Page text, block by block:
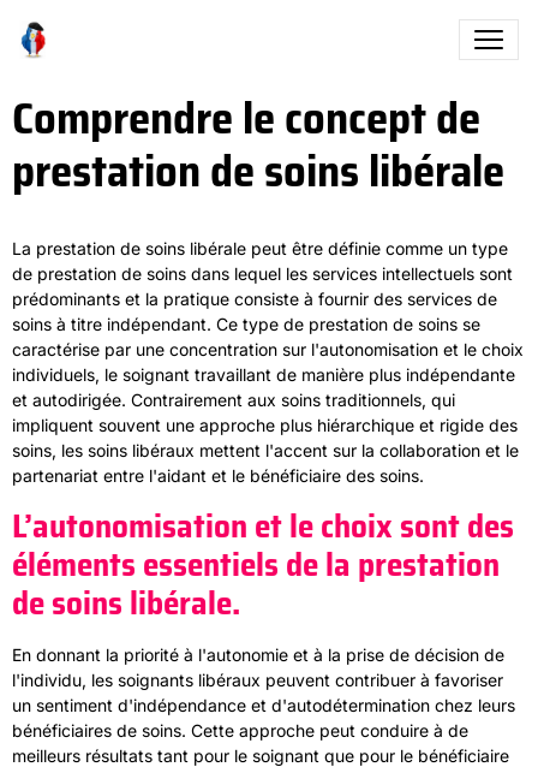
Comprendre le concept de
prestation de soins libérale
La prestation de soins libérale peut être définie comme un type
de prestation de soins dans lequel les services intellectuels sont
prédominants et la pratique consiste à fournir des services de
soins à titre indépendant. Ce type de prestation de soins se
caractérise par une concentration sur l'autonomisation et le choix
individuels, le soignant travaillant de manière plus indépendante
et autodirigée. Contrairement aux soins traditionnels, qui
impliquent souvent une approche plus hiérarchique et rigide des
soins, les soins libéraux mettent l'accent sur la collaboration et le
partenariat entre l'aidant et le bénéficiaire des soins.
L’autonomisation et le choix sont des
éléments essentiels de la prestation
de soins libérale.
En donnant la priorité à l'autonomie et à la prise de décision de
l'individu, les soignants libéraux peuvent contribuer à favoriser
un sentiment d'indépendance et d'autodétermination chez leurs
bénéficiaires de soins. Cette approche peut conduire à de
meilleurs résultats tant pour le soignant que pour le bénéficiaire